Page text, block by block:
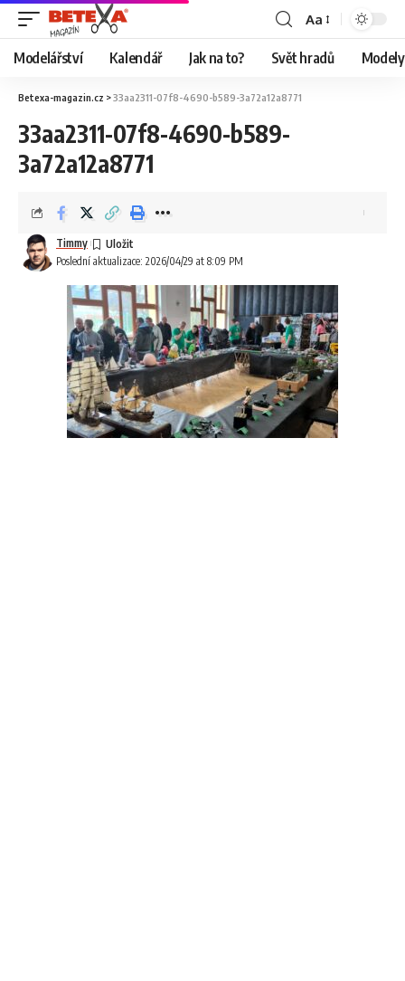
Aa
Modelářství Kalendář Jak na to? Svět hradů
Betexa-magazin.cz >33aa2311-07f8-4690-b589-3a72a12a8771
33aa2311-07f8-4690-b589-
3a72a12a8771
Poslední aktualizace: 2026/04/29 at 8:09 PM
Timmy